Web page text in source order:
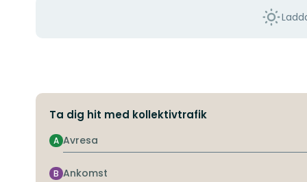
Ta dig hit med kollektivtrafik
Avresa
A
Ankomst
B